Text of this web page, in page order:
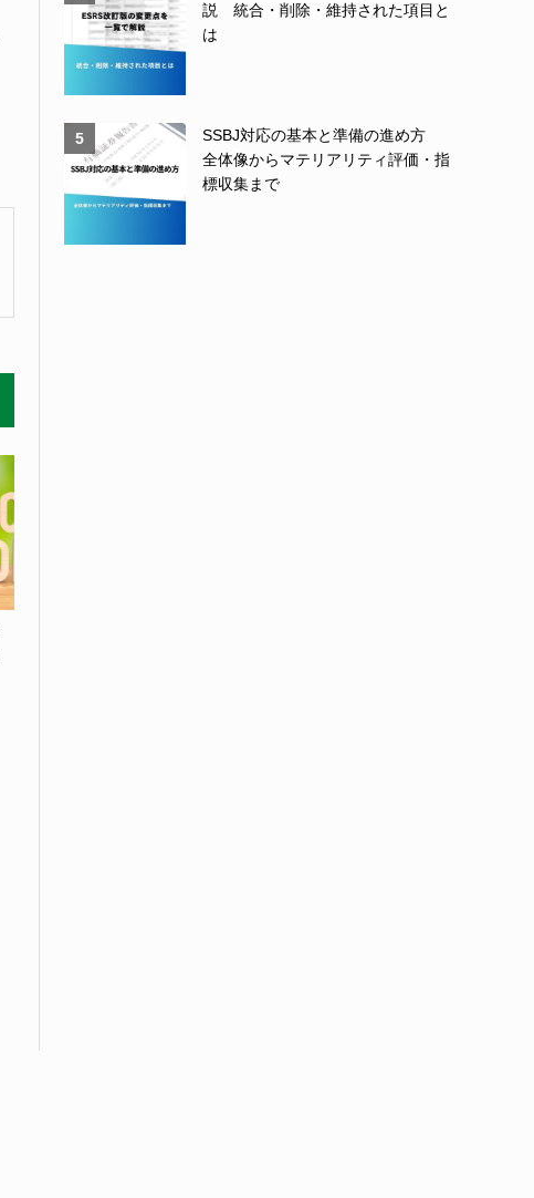
説 統合・削除・維持された項目と
は
5
SSBJ対応の基本と準備の進め方
全体像からマテリアリティ評価・指
標収集まで